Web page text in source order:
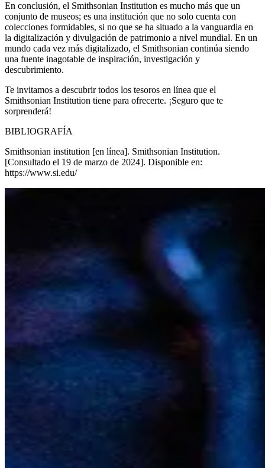
En conclusión, el Smithsonian Institution es mucho más que un
conjunto de museos; es una institución que no solo cuenta con
colecciones formidables, si no que se ha situado a la vanguardia en
la digitalización y divulgación de patrimonio a nivel mundial. En un
mundo cada vez más digitalizado, el Smithsonian continúa siendo
una fuente inagotable de inspiración, investigación y
descubrimiento.
Te invitamos a descubrir todos los tesoros en línea que el
Smithsonian Institution tiene para ofrecerte. ¡Seguro que te
sorprenderá!
BIBLIOGRAFÍA
Smithsonian institution [en línea]. Smithsonian Institution.
[Consultado el 19 de marzo de 2024]. Disponible en:
https://www.si.edu/